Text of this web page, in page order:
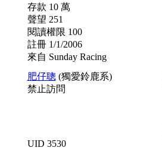
存款 10 萬
聲望 251
閱讀權限 100
註冊 1/1/2006
來自 Sunday Racing
肥仔聰 (獨愛鈴鹿系)
禁止訪問
UID 3530